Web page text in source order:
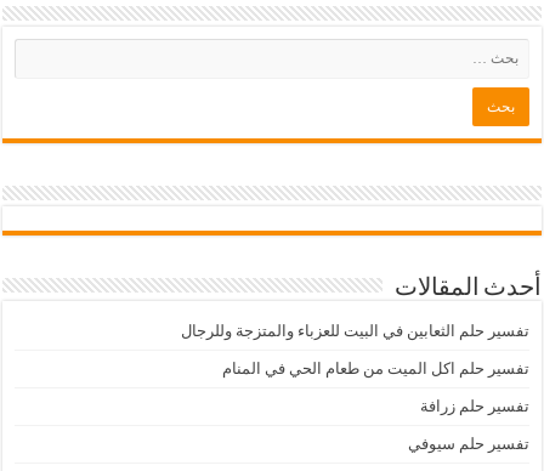
أحدث المقالات
تفسير حلم الثعابين في البيت للعزباء والمتزجة وللرجال
تفسير حلم اكل الميت من طعام الحي في المنام
تفسير حلم زرافة
تفسير حلم سيوفي